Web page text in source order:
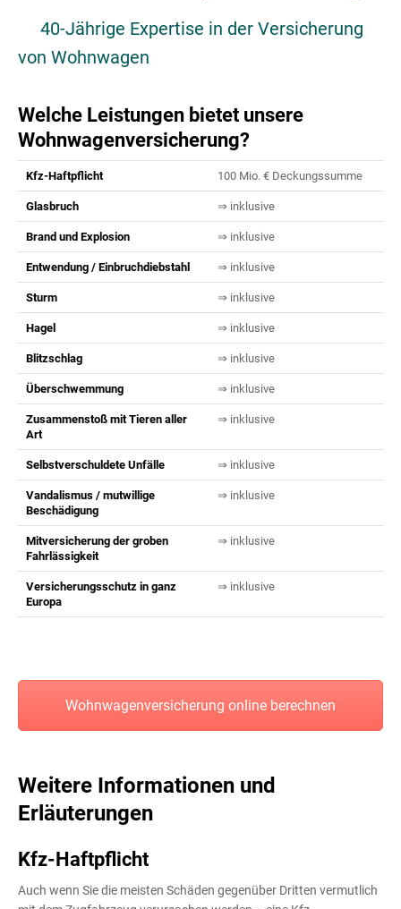
40-Jährige Expertise in der Versicherung
von Wohnwagen
Welche Leistungen bietet unsere
Wohnwagenversicherung?
Kfz-Haftpflicht 100 Mio. € Deckungssumme
Glasbruch ⇒ inklusive
Brand und Explosion ⇒ inklusive
Entwendung / Einbruchdiebstahl ⇒ inklusive
Sturm ⇒ inklusive
Hagel ⇒ inklusive
Blitzschlag ⇒ inklusive
Überschwemmung ⇒ inklusive
Zusammenstoß mit Tieren aller
Art
⇒ inklusive
Selbstverschuldete Unfälle ⇒ inklusive
Vandalismus / mutwillige
Beschädigung
⇒ inklusive
Mitversicherung der groben
Fahrlässigkeit
⇒ inklusive
Versicherungsschutz in ganz
Europa
⇒ inklusive
Wohnwagenversicherung online berechnen
Weitere Informationen und
Erläuterungen
Kfz-Haftpflicht
Auch wenn Sie die meisten Schäden gegenüber Dritten vermutlich